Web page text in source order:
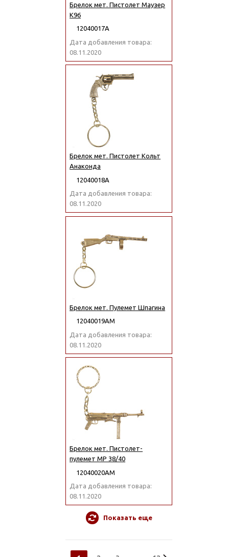
Брелок мет. Пистолет Маузер
К96
12040017А
Дата добавления товара:
08.11.2020
Брелок мет. Пистолет Кольт
Анаконда
12040018А
Дата добавления товара:
08.11.2020
Брелок мет. Пулемет Шпагина
12040019АМ
Дата добавления товара:
08.11.2020
Брелок мет. Пистолет-
пулемет МР 38/40
12040020АМ
Дата добавления товара:
08.11.2020
Показать еще